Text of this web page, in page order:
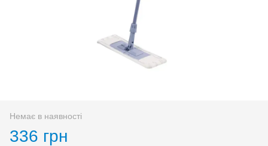
Немає в наявності
336 грн